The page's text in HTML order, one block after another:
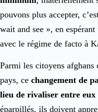
pouvons plus accepter,
wait and see », en
avec le régime de facto à
Parmi les citoyens afghans
pays, ce changement de
lieu de rivaliser entre eux
éparpillés, ils doivent